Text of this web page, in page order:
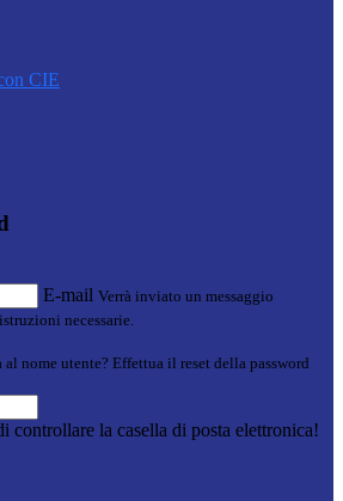
CIE
E-mail Verrà inviato un messaggio
necessarie.
nome utente? Effettua il reset della password
controllare la casella di posta elettronica!